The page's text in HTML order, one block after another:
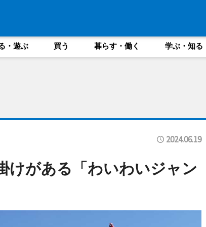
・遊ぶ 買う 暮らす・働く 学ぶ・知る
2024.06.19
けがある「わいわいジャン